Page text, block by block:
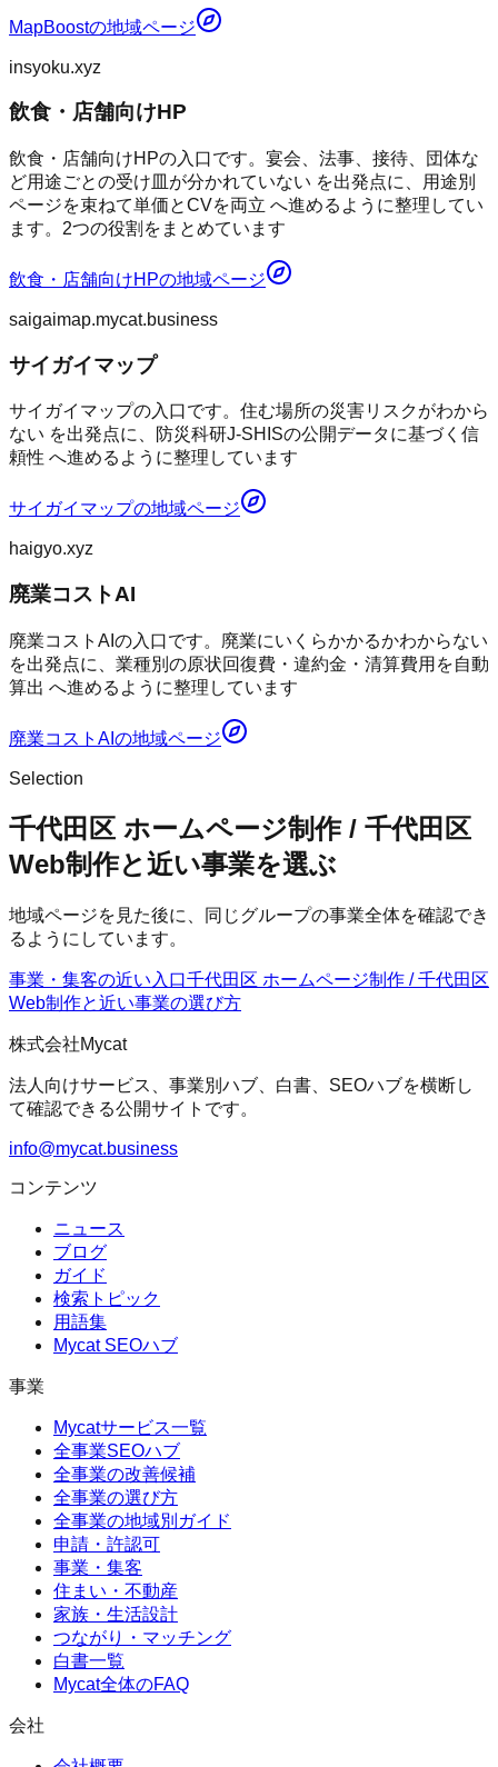
MapBoostの地域ページ
insyoku.xyz
飲食・店舗向けHP
飲食・店舗向けHPの入口です。宴会、法事、接待、団体な
ど用途ごとの受け皿が分かれていない を出発点に、用途別
ページを束ねて単価とCVを両立 へ進めるように整理してい
ます。2つの役割をまとめています
飲食・店舗向けHPの地域ページ
saigaimap.mycat.business
サイガイマップ
サイガイマップの入口です。住む場所の災害リスクがわから
ない を出発点に、防災科研J-SHISの公開データに基づく信
頼性 へ進めるように整理しています
サイガイマップの地域ページ
haigyo.xyz
廃業コストAI
廃業コストAIの入口です。廃業にいくらかかるかわからない
を出発点に、業種別の原状回復費・違約金・清算費用を自動
算出 へ進めるように整理しています
廃業コストAI の地域ページ
Selection
千代田区 ホームページ制作 / 千代田区
Web制作と近い事業を選ぶ
地域ページを見た後に、同じグループの事業全体を確認でき
るようにしています。
事業・集客の近い入口千代田区 ホームページ制作 / 千代田区
Web制作と近い事業の選び方
株式会社Mycat
法人向けサービス、事業別ハブ、白書、SEOハブを横断し
て確認できる公開サイトです。
info@mycat.business
コンテンツ
ニュース
ブログ
ガイド
検索トピック
用語集
Mycat SEOハブ
事業
Mycatサービス一覧
全事業SEOハブ
全事業の改善候補
全事業の選び方
全事業の地域別ガイド
申請・許認可
事業・集客
住まい・不動産
家族・生活設計
つながり・マッチング
白書一覧
Mycat全体のFAQ
会社